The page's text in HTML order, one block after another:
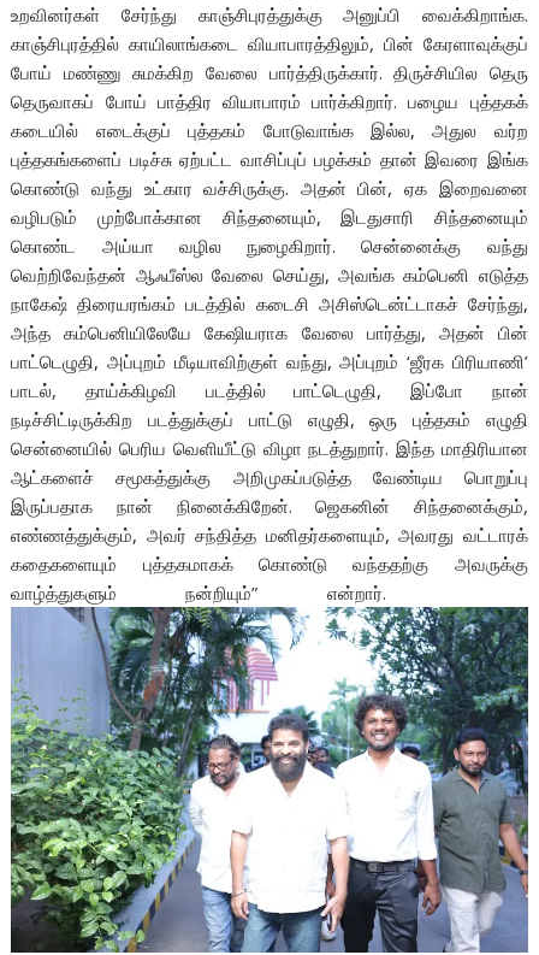
உறவினர்கள் சேர்ந்து காஞ்சிபுரத்துக்கு அனுப்பி வைக்கிறாங்க.
காஞ்சிபுரத்தில் காயிலாங்கடை வியாபாரத்திலும், பின் கேரளாவுக்குப்
போய் மண்ணு சுமக்கிற வேலை பார்த்திருக்கார். திருச்சியில தெரு
தெருவாகப் போய் பாத்திர வியாபாரம் பார்க்கிறார். பழைய புத்தகக்
கடையில் எடைக்குப் புத்தகம் போடுவாங்க இல்ல, அதுல வர்ற
புத்தகங்களைப் படிச்சு ஏற்பட்ட வாசிப்புப் பழக்கம் தான் இவரை இங்க
கொண்டு வந்து உட்கார வச்சிருக்கு. அதன் பின், ஏக இறைவனை
வழிபடும் முற்போக்கான சிந்தனையும், இடதுசாரி சிந்தனையும்
கொண்ட அய்யா வழில நுழைகிறார். சென்னைக்கு வந்து
வெற்றிவேந்தன் ஆஃபீஸ்ல வேலை செய்து, அவங்க கம்பெனி எடுத்த
நாகேஷ் திரையரங்கம் படத்தில் கடைசி அசிஸ்டென்ட்டாகச் சேர்ந்து,
அந்த கம்பெனியிலேயே கேஷியராக வேலை பார்த்து, அதன் பின்
பாட்டெழுதி, அப்புறம் மீடியாவிற்குள் வந்து, அப்புறம் ‘ஜீரக பிரியாணி’
பாடல், தாய்க்கிழவி படத்தில் பாட்டெழுதி, இப்போ நான்
நடிச்சிட்டிருக்கிற படத்துக்குப் பாட்டு எழுதி, ஒரு புத்தகம் எழுதி
சென்னையில் பெரிய வெளியீட்டு விழா நடத்துறார். இந்த மாதிரியான
ஆட்களைச் சமூகத்துக்கு அறிமுகப்படுத்த வேண்டிய பொறுப்பு
இருப்பதாக நான் நினைக்கிறேன். ஜெகனின் சிந்தனைக்கும்,
எண்ணத்துக்கும், அவர் சந்தித்த மனிதர்களையும், அவரது வட்டாரக்
கதைகளையும் புத்தகமாகக் கொண்டு வந்ததற்கு அவருக்கு
வாழ்த்துகளும் நன்றியும்” என்றார்.